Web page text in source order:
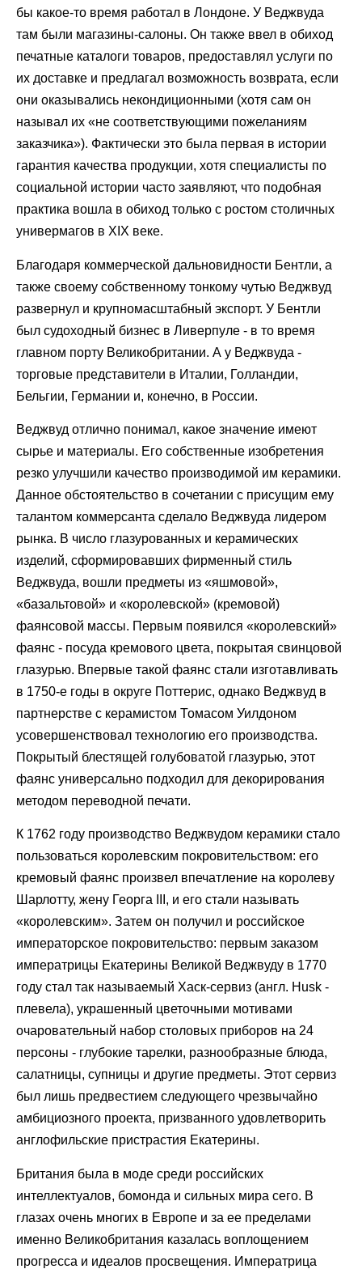
бы какое-то время работал в Лондоне. У Веджвуда
там были магазины-салоны. Он также ввел в обиход
печатные каталоги товаров, предоставлял услуги по
их доставке и предлагал возможность возврата, если
они оказывались некондиционными (хотя сам он
называл их «не соответствующими пожеланиям
заказчика»). Фактически это была первая в истории
гарантия качества продукции, хотя специалисты по
социальной истории часто заявляют, что подобная
практика вошла в обиход только с ростом столичных
универмагов в XIX веке.
Благодаря коммерческой дальновидности Бентли, а
также своему собственному тонкому чутью Веджвуд
развернул и крупномасштабный экспорт. У Бентли
был судоходный бизнес в Ливерпуле - в то время
главном порту Великобритании. А у Веджвуда -
торговые представители в Италии, Голландии,
Бельгии, Германии и, конечно, в России.
Веджвуд отлично понимал, какое значение имеют
сырье и материалы. Его собственные изобретения
резко улучшили качество производимой им керамики.
Данное обстоятельство в сочетании с присущим ему
талантом коммерсанта сделало Веджвуда лидером
рынка. В число глазурованных и керамических
изделий, сформировавших фирменный стиль
Веджвуда, вошли предметы из «яшмовой»,
«базальтовой» и «королевской» (кремовой)
фаянсовой массы. Первым появился «королевский»
фаянс - посуда кремового цвета, покрытая свинцовой
глазурью. Впервые такой фаянс стали изготавливать
в 1750-е годы в округе Поттерис, однако Веджвуд в
партнерстве с керамистом Томасом Уилдоном
усовершенствовал технологию его производства.
Покрытый блестящей голубоватой глазурью, этот
фаянс универсально подходил для декорирования
методом переводной печати.
К 1762 году производство Веджвудом керамики стало
пользоваться королевским покровительством: его
кремовый фаянс произвел впечатление на королеву
Шарлотту, жену Георга III, и его стали называть
«королевским». Затем он получил и российское
императорское покровительство: первым заказом
императрицы Екатерины Великой Веджвуду в 1770
году стал так называемый Хаск-сервиз (англ. Husk -
плевела), украшенный цветочными мотивами
очаровательный набор столовых приборов на 24
персоны - глубокие тарелки, разнообразные блюда,
салатницы, супницы и другие предметы. Этот сервиз
был лишь предвестием следующего чрезвычайно
амбициозного проекта, призванного удовлетворить
англофильские пристрастия Екатерины.
Британия была в моде среди российских
интеллектуалов, бомонда и сильных мира сего. В
глазах очень многих в Европе и за ее пределами
именно Великобритания казалась воплощением
прогресса и идеалов просвещения. Императрица